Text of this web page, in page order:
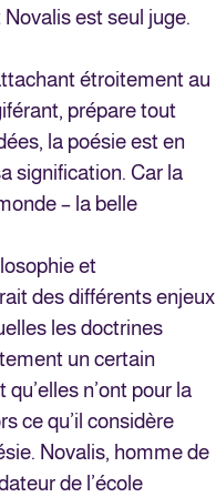
est seul juge.
étroitement au
prépare tout
la poésie est en
signification. Car la
– la belle
et
des différents enjeux
les doctrines
un certain
n’ont pour la
ce qu’il considère
Novalis, homme de
de l’école